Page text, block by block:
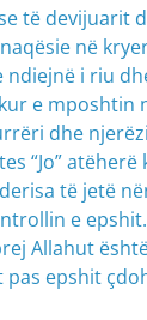
të devijuarit
në
ndiejnë i riu
e mposhtin
dhe
“Jo”
të jetë
e
Allahut
pas epshit